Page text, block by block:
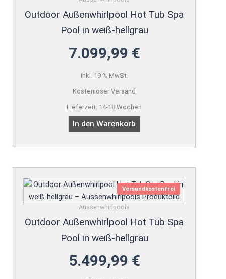
Outdoor Außenwhirlpool Hot Tub Spa
Pool in weiß-hellgrau
7.099,99 €
inkl. 19 % MwSt.
Kostenloser Versand
Lieferzeit: 14-18 Wochen
In den Warenkorb
Versandkostenfrei
Aussenwhirlpools
Outdoor Außenwhirlpool Hot Tub Spa
Pool in weiß-hellgrau
5.499,99 €